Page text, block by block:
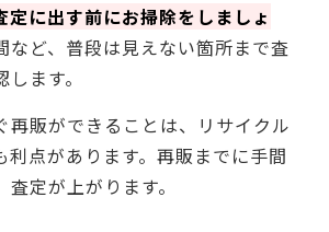
定に出す前にお掃除をしましょ
など、普段は見えない箇所まで査
ます。
再販ができることは、リサイクル
利点があります。再販までに手間
定が上がります。